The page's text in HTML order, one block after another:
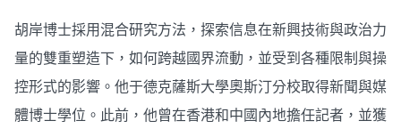
胡岸博士採用混合研究方法，探索信息在新興技術與政治力
量的雙重塑造下，如何跨越國界流動，並受到各種限制與操
控形式的影響。他于德克薩斯大學奧斯汀分校取得新聞與媒
體博士學位。此前，他曾在香港和中國內地擔任記者，並獲